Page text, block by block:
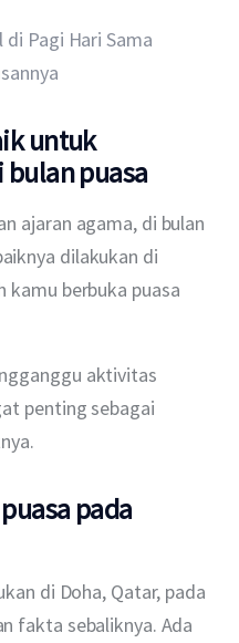
di Pagi Hari Sama
untuk
puasa
ajaran agama, di bulan
dilakukan di
kamu berbuka puasa
aktivitas
penting sebagai
pada
di Doha, Qatar, pada
fakta sebaliknya. Ada